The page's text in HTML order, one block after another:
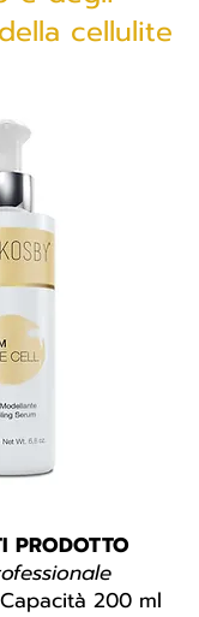
cellulite
PRODOTTO
200 ml